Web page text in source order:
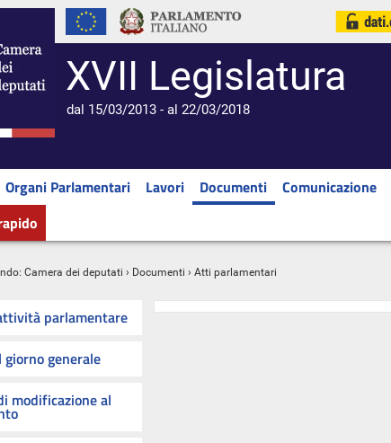
XVII Legislatura
dal 15/03/2013 - al 22/03/2018
Organi Parlamentari Lavori Documenti Comunicazione
Camera dei deputati › Documenti › Atti parlamentari
parlamentare
generale
modificazione al